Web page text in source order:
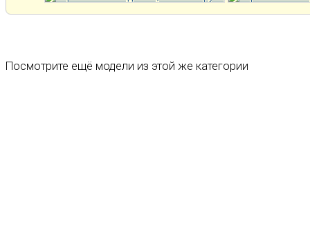
Посмотрите ещё модели из этой же категории